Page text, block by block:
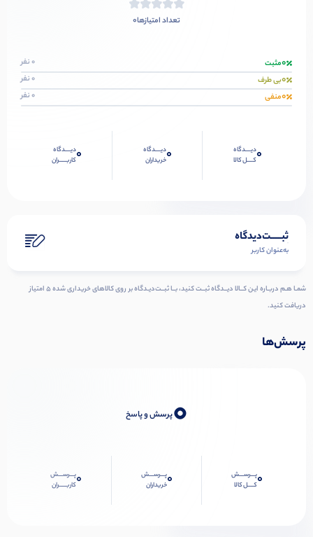
تعداد امتیازها0
0مثبت 0 نفر
0بی طرف 0 نفر
0منفی 0 نفر
0دیــــدگاه
کــــل کالا
0دیــــدگاه
خریداران
0دیــــدگاه
کاربـــــران
ثبـــــت‌دیدگاه
به‌عنوان کاربر
شمـا هـم دربـاره ایـن کــالا دیــدگاه ثبــت کنید، بــا ثبــت‌دیـدگاه بر روی کالاهای خریداری شده ۵ امتیاز
دریافت کنید.
پرسش‌ها
0پرسش و پاسخ
0پـــرســـش
کــــل کالا
0پـــرســـش
خریداران
0پـــرســـش
کاربـــــران